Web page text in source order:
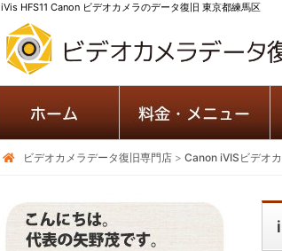
iVis HFS11 Canon ビデオカメラのデータ復旧 東京都練馬区
ビデオカメラデータ復旧専門店 > Canon iVISビデオ